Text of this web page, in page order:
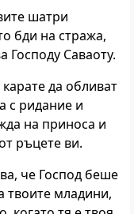
шатри
бди на стража,
Господу Саваоту.
да обливат
с ридание и
на приноса и
ръцете ви.
че Господ беше
твоите младини,